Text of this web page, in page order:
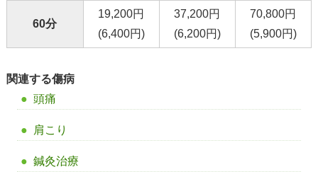
60分
19,200円
(6,400円)
37,200円
(6,200円)
70,800円
(5,900円)
関連する傷病
頭痛
肩こり
鍼灸治療